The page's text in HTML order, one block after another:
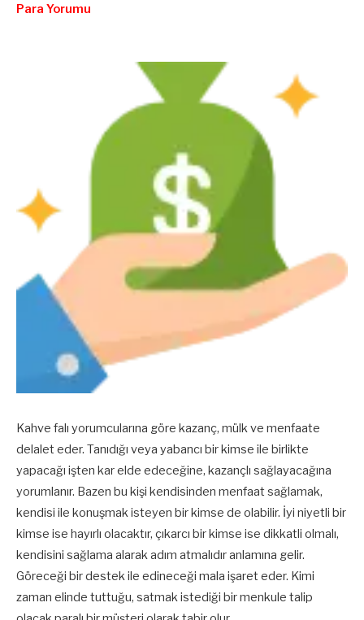
Para Yorumu
Kahve falı yorumcularına göre kazanç, mülk ve menfaate
delalet eder. Tanıdığı veya yabancı bir kimse ile birlikte
yapacağı işten kar elde edeceğine, kazançlı sağlayacağına
yorumlanır. Bazen bu kişi kendisinden menfaat sağlamak,
kendisi ile konuşmak isteyen bir kimse de olabilir. İyi niyetli bir
kimse ise hayırlı olacaktır, çıkarcı bir kimse ise dikkatli olmalı,
kendisini sağlama alarak adım atmalıdır anlamına gelir.
Göreceği bir destek ile edineceği mala işaret eder. Kimi
zaman elinde tuttuğu, satmak istediği bir menkule talip